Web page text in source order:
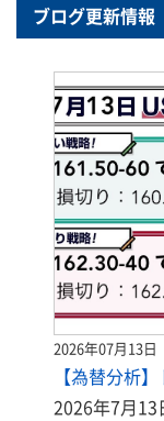
ブログ更新情報
2026年07月13日
【為替分析
2026年7月13